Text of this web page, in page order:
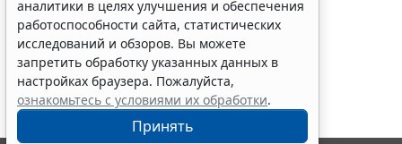
Показать все материалы
аналитики в целях улучшения и обеспечения
работоспособности сайта, статистических
исследований и обзоров. Вы можете
запретить обработку указанных данных в
настройках браузера. Пожалуйста,
ознакомьтесь с условиями их обработки.
Принять